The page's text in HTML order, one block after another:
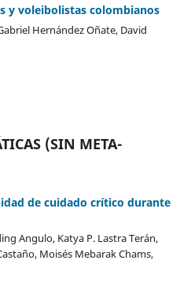
y voleibolistas colombianos
Hernández Oñate, David
(SIN META-
de cuidado crítico durante
Angulo, Katya P. Lastra Terán,
Moisés Mebarak Chams,